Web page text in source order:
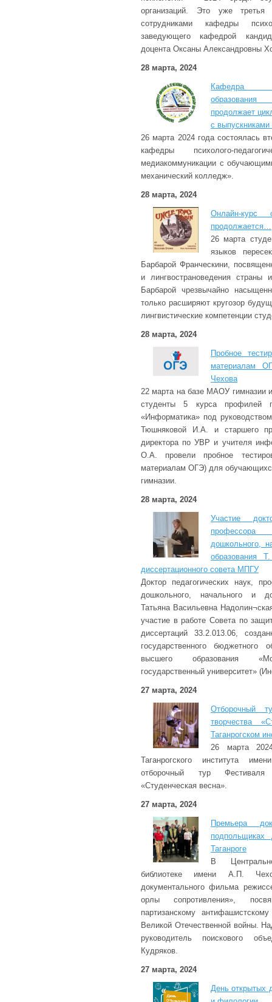
организаций. Это уже третья
сотрудниками кафедры
заведующего кафедрой
доцента Оксаны Александровны
28 марта, 2024
Кафедра
продолжает
с выпускниками
26 марта 2024 года состоялась
кафедры психолого-
медиакоммуникации с
механический колледж».
28 марта, 2024
Онлайн-курс
продолжается…
26 марта
языков
Барбарой Франческини,
и лингвострановедения страны
Барбарой чрезвычайно
только расширяют кругозор
лингвистические компетенции
28 марта, 2024
Пробное
материалам
Чехова
22 марта на базе МАОУ гимназии
студенты 5 курса профилей
«Информатика» под
Тюшняковой И.А. и старшего
директора по УВР и учителя
О.А. провели пробное
материалам ОГЭ) для
гимназии.
28 марта, 2024
Участие
дошкольного,
образования
диссертационного совета МПГУ
Доктор педагогических наук,
дошкольного, начального и
Татьяна Васильевна
участие в работе Совета по
диссертаций 33.2.013.06,
государственного бюджетного
высшего образования
государственный университет»
27 марта, 2024
Отборочный
творчества
Таганрогском
26 марта
Таганрогского института
отборочный тур Фестиваля
«Студенческая весна».
27 марта, 2024
Премьера
Таганроге
В
библиотеке имени А.П.
документального фильма
орлы сопротивления»,
партизанскому
Великой Отечественной войны.
руководитель поискового
Кудряков.
27 марта, 2024
День открытых